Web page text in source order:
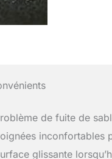
de fuite de
inconfortables
glissante